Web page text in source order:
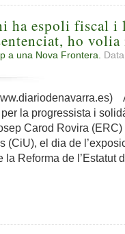
ha espoli fiscal i
ho
a una Nova Frontera.
la progressista i
Carod Rovira
(CiU), el dia de
la Reforma de l’Estatut